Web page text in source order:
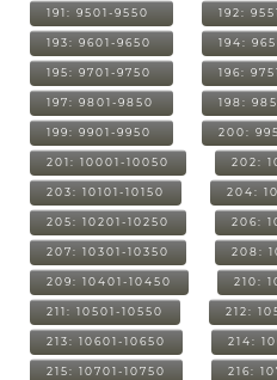
191: 9501-9550 192:
193: 9601-9650 194:
195: 9701-9750 196:
197: 9801-9850 198:
199: 9901-9950 200:
201: 10001-10050 202:
203: 10101-10150 204:
205: 10201-10250 206:
207: 10301-10350 208:
209: 10401-10450 210:
211: 10501-10550 212:
213: 10601-10650 214:
215: 10701-10750 216: